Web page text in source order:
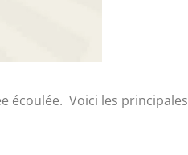
écoulée. Voici les principales